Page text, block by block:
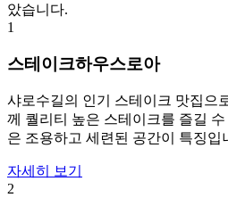
았습니다.
1
스테이크하우스로아
샤로수길의 인기 스테이크 맛집으
께 퀄리티 높은 스테이크를 즐길
은 조용하고 세련된 공간이 특징입
자세히 보기
2